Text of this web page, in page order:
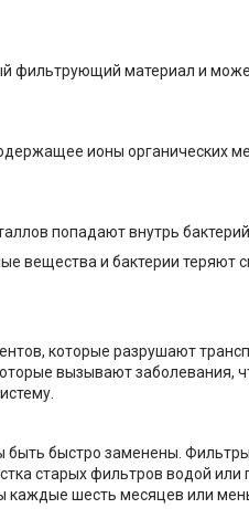
материал и
ионы органических
попадают внутрь бактерий.
вещества и бактерии теряют
которые разрушают
вызывают заболевания,
быстро заменены.
старых фильтров водой или
шесть месяцев или